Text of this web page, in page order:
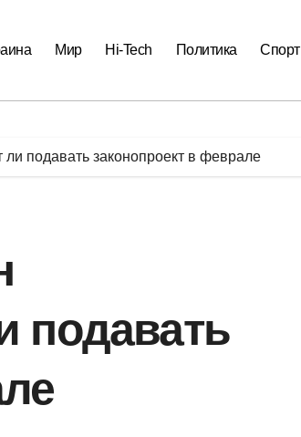
Мир Hi-Tech Политика Спорт
подавать законопроект в феврале
подавать